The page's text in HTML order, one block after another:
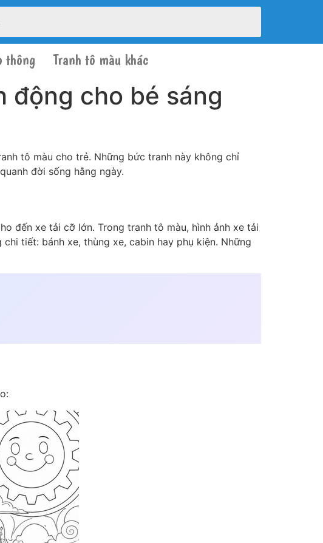
thông Tranh tô màu khác
động cho bé sáng
tô màu cho trẻ. Những bức tranh này không chỉ
đời sống hằng ngày.
đến xe tải cỡ lớn. Trong tranh tô màu, hình ảnh xe tải
tiết: bánh xe, thùng xe, cabin hay phụ kiện. Những